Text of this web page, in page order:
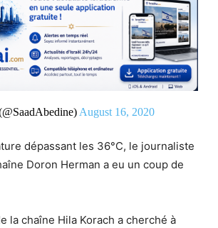
August 16, 2020
dépassant les 36°C, le journaliste
Doron Herman a eu un coup de
la chaîne Hila Korach a cherché à